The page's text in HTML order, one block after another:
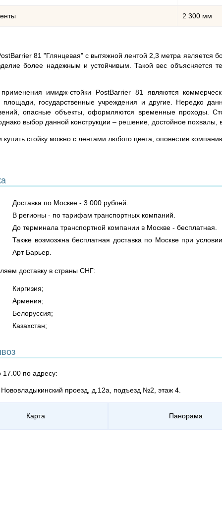
2 300 мм
81 "Глянцевая" с вытяжной лентой 2,3 метра является
более надежным и устойчивым. Такой вес объясняется
имидж-стойки PostBarrier 81 являются
площади, государственные учреждения и другие. Нередко
опасные объекты, оформляются временные проходы.
выбор данной конструкции – решение, достойное похвалы,
купить стойку можно с лентами любого цвета, оповестив
Доставка по Москве - 3 000 рублей.
В регионы - по тарифам транспортных компаний.
До терминала транспортной компании в Москве - бесплатная.
Также возмозжна бесплатная доставка по Москве при
Арт Барьер.
доставку в страны СНГ:
Киргизия;
Армения;
Белоруссия;
Казахстан;
17.00 по адресу:
Нововладыкинский проезд, д.12а, подъезд №2, этаж 4.
Карта Панорама